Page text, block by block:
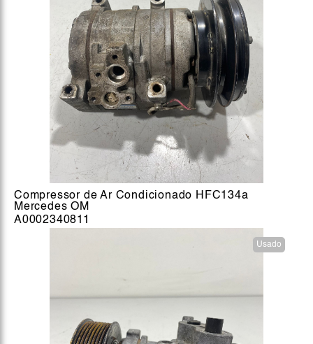
Compressor de Ar Condicionado HFC134a
Mercedes OM
A0002340811
Usado